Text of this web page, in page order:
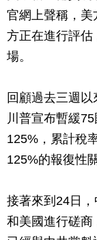
官網上聲稱，美
方正在進行評估
場。
回顧過去三週
川普宣布暫緩
125%，累計稅
125%的報復性
接著來到24日
和美國進行磋